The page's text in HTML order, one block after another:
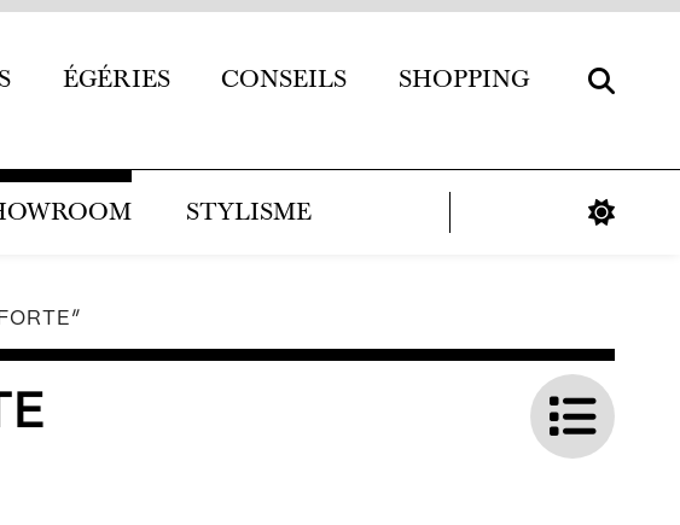
ÉGÉRIES CONSEILS SHOPPING
STYLISME